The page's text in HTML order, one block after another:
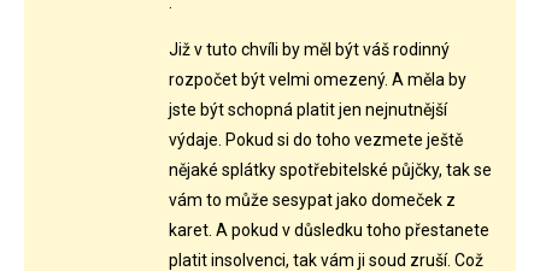
Již v tuto chvíli by měl být váš rodinný
rozpočet být velmi omezený. A měla by
jste být schopná platit jen nejnutnější
výdaje. Pokud si do toho vezmete ještě
nějaké splátky spotřebitelské půjčky, tak se
vám to může sesypat jako domeček z
karet. A pokud v důsledku toho přestanete
platit insolvenci, tak vám ji soud zruší. Což